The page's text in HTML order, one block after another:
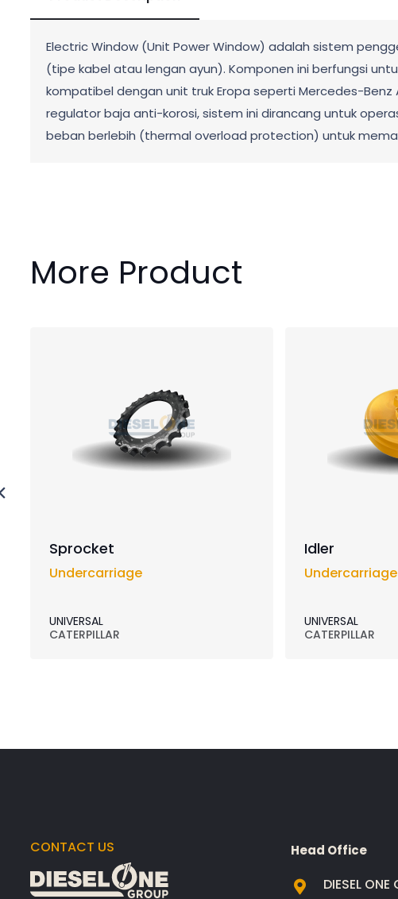
Electric Window (Unit Power Window) adalah sistem
(tipe kabel atau lengan ayun). Komponen ini berfungsi
kompatibel dengan unit truk Eropa seperti Mercedes-Benz
regulator baja anti-korosi, sistem ini dirancang untuk
beban berlebih (thermal overload protection) untuk
More Product
Sprocket
Undercarriage
UNIVERSAL
CATERPILLAR
Idler
Undercarriage
UNIVERSAL
CATERPILLAR
CONTACT US Head Office
DIESEL ONE